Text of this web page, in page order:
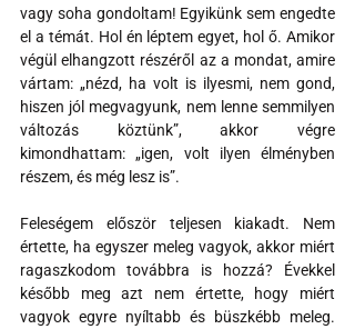
vagy soha gondoltam! Egyikünk sem engedte
el a témát. Hol én léptem egyet, hol ő. Amikor
végül elhangzott részéről az a mondat, amire
vártam: „nézd, ha volt is ilyesmi, nem gond,
hiszen jól megvagyunk, nem lenne semmilyen
változás köztünk”, akkor végre
kimondhattam: „igen, volt ilyen élményben
részem, és még lesz is”.
Feleségem először teljesen kiakadt. Nem
értette, ha egyszer meleg vagyok, akkor miért
ragaszkodom továbbra is hozzá? Évekkel
később meg azt nem értette, hogy miért
vagyok egyre nyíltabb és büszkébb meleg.